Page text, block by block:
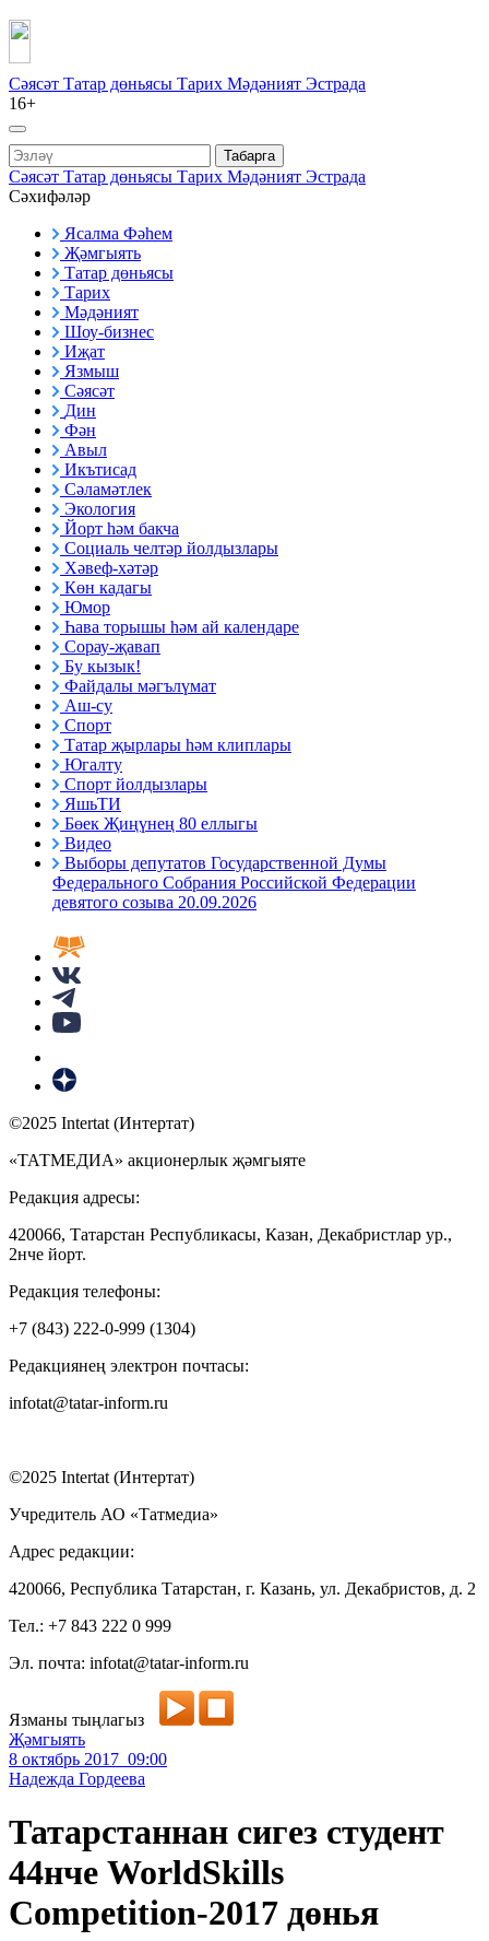
Сәясәт Татар дөньясы Тарих Мәдәният Эстрада
16+
Табарга
Сәясәт Татар дөньясы Тарих Мәдәният Эстрада
Сәхифәләр
Ясалма Фәһем
Җәмгыять
Татар дөньясы
Тарих
Мәдәният
Шоу-бизнес
Иҗат
Язмыш
Сәясәт
Дин
Фән
Авыл
Икътисад
Сәламәтлек
Экология
Йорт һәм бакча
Социаль челтәр йолдызлары
Хәвеф-хәтәр
Көн кадагы
Юмор
Һава торышы һәм ай календаре
Сорау-җавап
Бу кызык!
Файдалы мәгълүмат
Аш-су
Спорт
Татар җырлары һәм клиплары
Югалту
Спорт йолдызлары
ЯшьТИ
Бөек Җиңүнең 80 еллыгы
Видео
Выборы депутатов Государственной Думы
Федерального Собрания Российской Федерации
девятого созыва 20.09.2026
©2025 Intertat (Интертат)
«ТАТМЕДИА» акционерлык җәмгыяте
Редакция адресы:
420066, Татарстан Республикасы, Казан, Декабристлар ур.,
2нче йорт.
Редакция телефоны:
+7 (843) 222-0-999 (1304)
Редакциянең электрон почтасы:
infotat@tatar-inform.ru
©2025 Intertat (Интертат)
Учредитель АО «Татмедиа»
Адрес редакции:
420066, Республика Татарстан, г. Казань, ул. Декабристов, д. 2
Тел.: +7 843 222 0 999
Эл. почта: infotat@tatar-inform.ru
Язманы тыңлагыз
Җәмгыять
8 октябрь 2017 09:00
Надежда Гордеева
Татарстаннан сигез студент
44нче WorldSkills
Competition-2017 дөнья